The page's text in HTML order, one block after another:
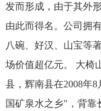
发而形成，由于其外
由此而得名。公司拥
八碗、好汉、山宝等
场价值超亿元。 大椅
县，辉南县在2008年
国矿泉水之乡"，背靠